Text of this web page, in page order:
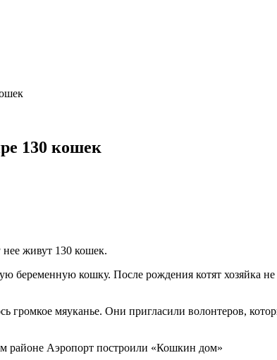
130 кошек
живут 130 кошек.
кошку. После рождения котят хозяйка не
громкое мяуканье. Они пригласили волонтеров,
районе Аэропорт построили «Кошкин дом»